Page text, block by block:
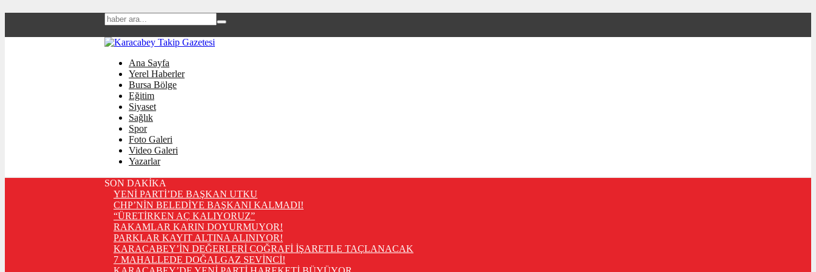
Ana Sayfa
Yerel Haberler
Bursa Bölge
Eğitim
Siyaset
Sağlık
Spor
Foto Galeri
Video Galeri
Yazarlar
SON DAKİKA
YENİ PARTİ’DE BAŞKAN UTKU
CHP’NİN BELEDİYE BAŞKANI KALMADI!
“ÜRETİRKEN AÇ KALIYORUZ”
RAKAMLAR KARIN DOYURMUYOR!
PARKLAR KAYIT ALTINA ALINIYOR!
KARACABEY’İN DEĞERLERİ COĞRAFİ İŞARETLE TAÇLANACAK
7 MAHALLEDE DOĞALGAZ SEVİNCİ!